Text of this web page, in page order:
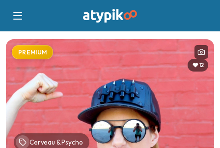
PREMIUM
12
Cerveau & Psycho